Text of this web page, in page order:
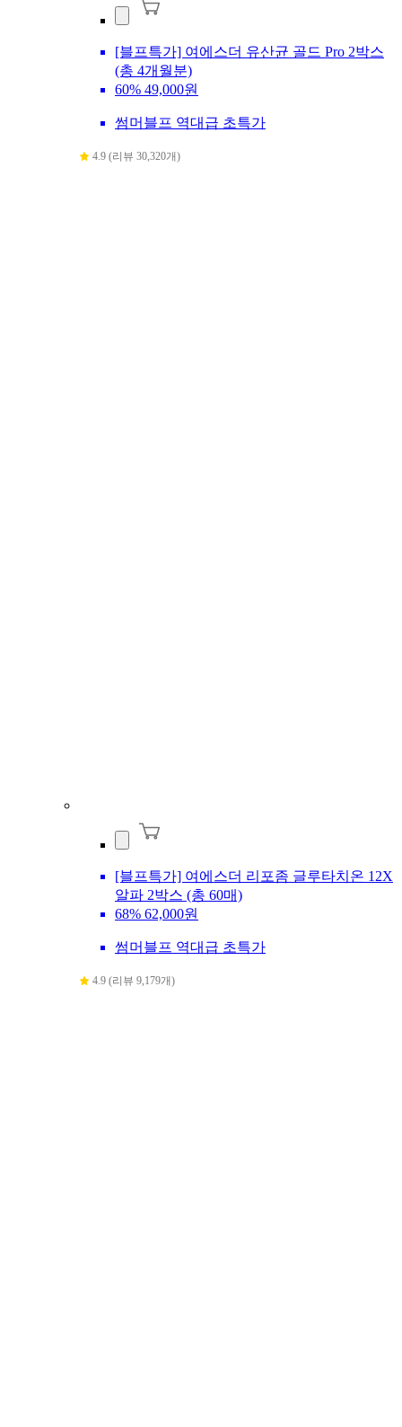
[블프특가] 여에스더 유산균 골드 Pro 2박스
(총 4개월분)
60% 49,000원
썸머블프 역대급 초특가
4.9 (리뷰 30,320개)
[블프특가] 여에스더 리포좀 글루타치온 12X
알파 2박스 (총 60매)
68% 62,000원
썸머블프 역대급 초특가
4.9 (리뷰 9,179개)